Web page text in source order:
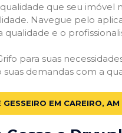
que seu
Navegue pelo
qualidade e o
para suas
demandas com a
EM CAREIRO, AM